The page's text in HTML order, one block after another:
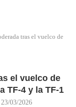
tras el vuelco de
el vuelco de
TF-4 y la TF-1
23/03/2026